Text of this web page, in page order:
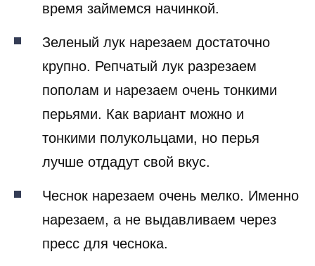
время займемся начинкой.
Зеленый лук нарезаем достаточно
крупно. Репчатый лук разрезаем
пополам и нарезаем очень тонкими
перьями. Как вариант можно и
тонкими полукольцами, но перья
лучше отдадут свой вкус.
Чеснок нарезаем очень мелко. Именно
нарезаем, а не выдавливаем через
пресс для чеснока.